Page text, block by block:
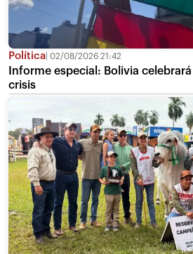
Política 02/08/2026 21:42
Informe especial: Bolivia
crisis